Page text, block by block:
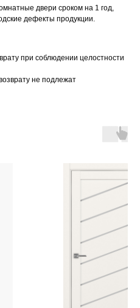
двери сроком на 1 год,
дефекты продукции.
при соблюдении целостности
не подлежат